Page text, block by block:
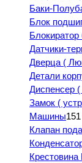
Баки-
Блок
Датчики-
Дверца (
Детали
Диспенсер
Замок (
Машины151
Клапан